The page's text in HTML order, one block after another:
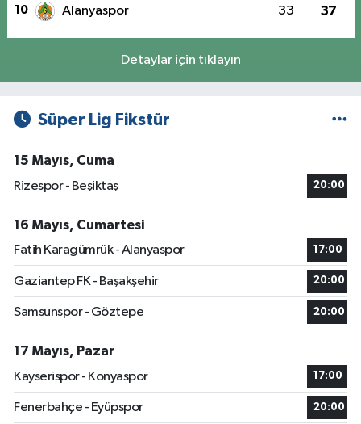
10 Alanyaspor 33 37
Detaylar için tıklayın
Süper Lig Fikstür
15 Mayıs, Cuma
Rizespor - Beşiktaş
20:00
16 Mayıs, Cumartesi
Fatih Karagümrük - Alanyaspor
17:00
Gaziantep FK - Başakşehir 20:00
Samsunspor - Göztepe 20:00
17 Mayıs, Pazar
Kayserispor - Konyaspor
17:00
Fenerbahçe - Eyüpspor 20:00